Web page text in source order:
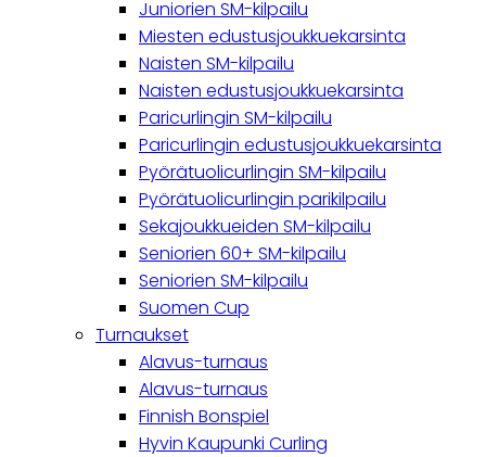
Juniorien SM-kilpailu
Miesten edustusjoukkuekarsinta
Naisten SM-kilpailu
Naisten edustusjoukkuekarsinta
Paricurlingin SM-kilpailu
Paricurlingin edustusjoukkuekarsinta
Pyörätuolicurlingin SM-kilpailu
Pyörätuolicurlingin parikilpailu
Sekajoukkueiden SM-kilpailu
Seniorien 60+ SM-kilpailu
Seniorien SM-kilpailu
Suomen Cup
Turnaukset
Alavus-turnaus
Alavus-turnaus
Finnish Bonspiel
Hyvin Kaupunki Curling